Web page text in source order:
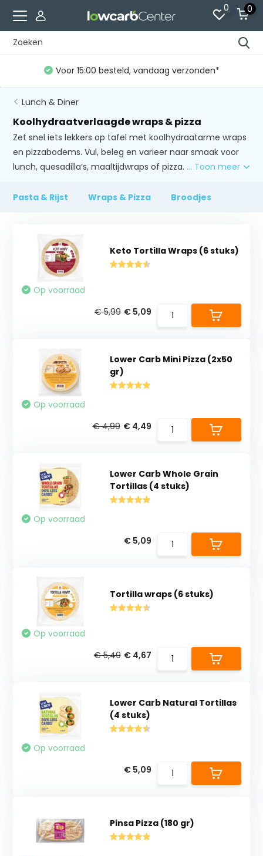
0 0
Gratis verzending vanaf €60 (NL)*
Lunch & Diner
Koolhydraatverlaagde wraps & pizza
Zet snel iets lekkers op tafel met koolhydraatarme wraps
en pizzabodems. Vul, beleg en varieer naar smaak voor
lunch, quesadilla’s, maaltijdwraps of pizza. ... Toon meer
Pasta & Rijst Wraps & Pizza Broodjes
Keto Tortilla Wraps (6 stuks)
Op voorraad
€ 5,99 € 5,09
Lower Carb Mini Pizza (2x50
gr)
Op voorraad
€ 4,99 € 4,49
Lower Carb Whole Grain
Tortillas (4 stuks)
Op voorraad
€ 5,09
Tortilla wraps (6 stuks)
Op voorraad
€ 5,49 € 4,67
Lower Carb Natural Tortillas
(4 stuks)
Op voorraad
€ 5,09
Pinsa Pizza (180 gr)